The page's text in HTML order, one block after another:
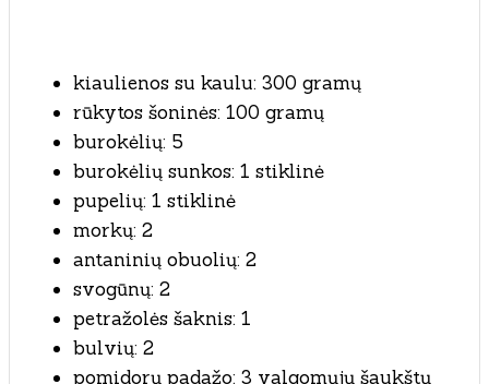
kiaulienos su kaulu: 300 gramų
rūkytos šoninės: 100 gramų
burokėlių: 5
burokėlių sunkos: 1 stiklinė
pupelių: 1 stiklinė
morkų: 2
antaninių obuolių: 2
svogūnų: 2
petražolės šaknis: 1
bulvių: 2
pomidorų padažo: 3 valgomųjų šaukštų